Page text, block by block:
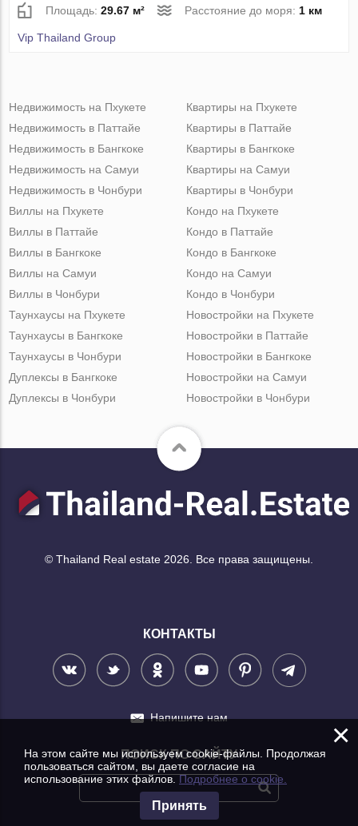
Площадь:29.67 м² Расстояние до моря:1 км
Vip Thailand Group
Недвижимость на Пхукете
Недвижимость в Паттайе
Недвижимость в Бангкоке
Недвижимость на Самуи
Недвижимость в Чонбури
Квартиры на Пхукете
Квартиры в Паттайе
Квартиры в Бангкоке
Квартиры на Самуи
Квартиры в Чонбури
Виллы на Пхукете
Виллы в Паттайе
Виллы в Бангкоке
Виллы на Самуи
Виллы в Чонбури
Кондо на Пхукете
Кондо в Паттайе
Кондо в Бангкоке
Кондо на Самуи
Кондо в Чонбури
Таунхаусы на Пхукете
Таунхаусы в Бангкоке
Таунхаусы в Чонбури
Дуплексы в Бангкоке
Дуплексы в Чонбури
Новостройки на Пхукете
Новостройки в Паттайе
Новостройки в Бангкоке
Новостройки на Самуи
Новостройки в Чонбури
© Thailand Real estate 2026. Все права защищены.
КОНТАКТЫ
Напишите нам
ПОИСК ПО САЙТУ
×
На этом сайте мы используем cookie-файлы. Продолжая
пользоваться сайтом, вы даете согласие на
использование этих файлов.Подробнее о cookie.
Принять